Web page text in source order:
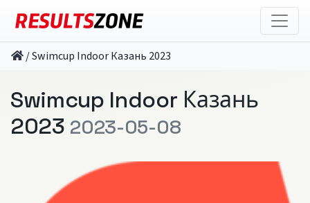
/Swimcup Indoor Казань 2023
Swimcup Indoor Казань
2023 2023-05-08